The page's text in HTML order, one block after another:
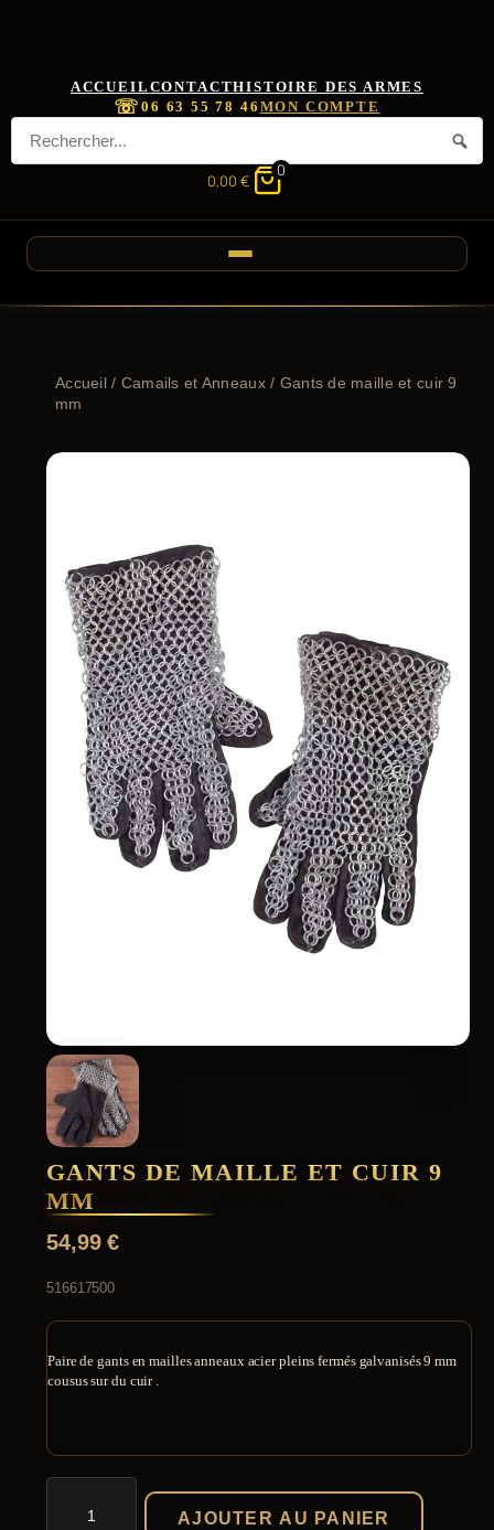
ACCUEIL CONTACTHISTOIRE DES ARMES
☏06 63 55 78 46 MON COMPTE
0,00 €
0
Accueil/ Camails et Anneaux/ Gants de maille et cuir 9
mm
GANTS DE MAILLE ET CUIR 9
MM
54,99€
516617500
Paire de gants en mailles anneaux acier pleins fermés galvanisés 9 mm
cousus sur du cuir .
quantité
AJOUTER AU PANIER